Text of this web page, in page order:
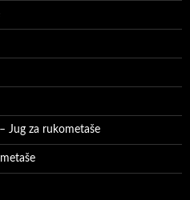
Jug za rukometaše